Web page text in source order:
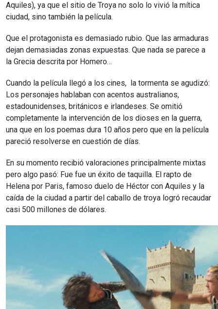
Aquiles), ya que el sitio de Troya no solo lo vivió la mítica
ciudad, sino también la película.
Que el protagonista es demasiado rubio. Que las armaduras
dejan demasiadas zonas expuestas. Que nada se parece a
la Grecia descrita por Homero…
Cuando la película llegó a los cines, la tormenta se agudizó:
Los personajes hablaban con acentos australianos,
estadounidenses, británicos e irlandeses. Se omitió
completamente la intervención de los dioses en la guerra,
una que en los poemas dura 10 años pero que en la película
pareció resolverse en cuestión de días.
En su momento recibió valoraciones principalmente mixtas
pero algo pasó: Fue fue un éxito de taquilla. El rapto de
Helena por Paris, famoso duelo de Héctor con Aquiles y la
caída de la ciudad a partir del caballo de troya logró recaudar
casi 500 millones de dólares.